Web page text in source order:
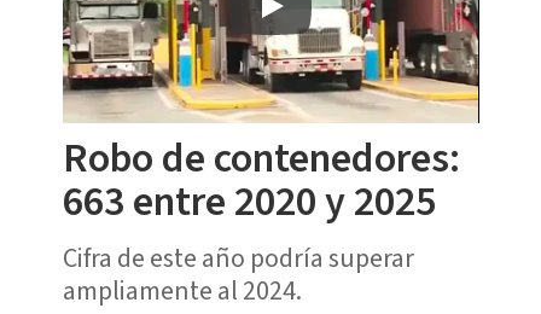
Robo de contenedores:
663 entre 2020 y 2025
Cifra de este año podría superar
ampliamente al 2024.